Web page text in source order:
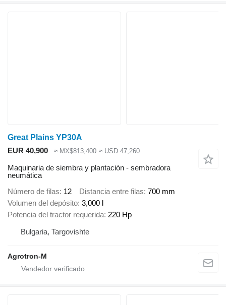
Great Plains YP30A
EUR 40,900
≈ MX$813,400 ≈ USD 47,260
Maquinaria de siembra y plantación - sembradora
neumática
Número de filas 12 Distancia entre filas 700 mm
Volumen del depósito 3,000 l
Potencia del tractor requerida 220 Hp
Bulgaria, Targovishte
Agrotron-M